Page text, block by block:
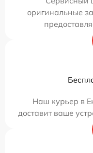
оригинальные
Наш курьер в
доставит ваше